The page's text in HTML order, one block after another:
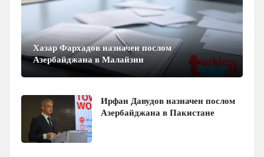
Хазар Фархадов назначен послом
Азербайджана в Малайзии
Ирфан Давудов назначен послом
Азербайджана в Пакистане